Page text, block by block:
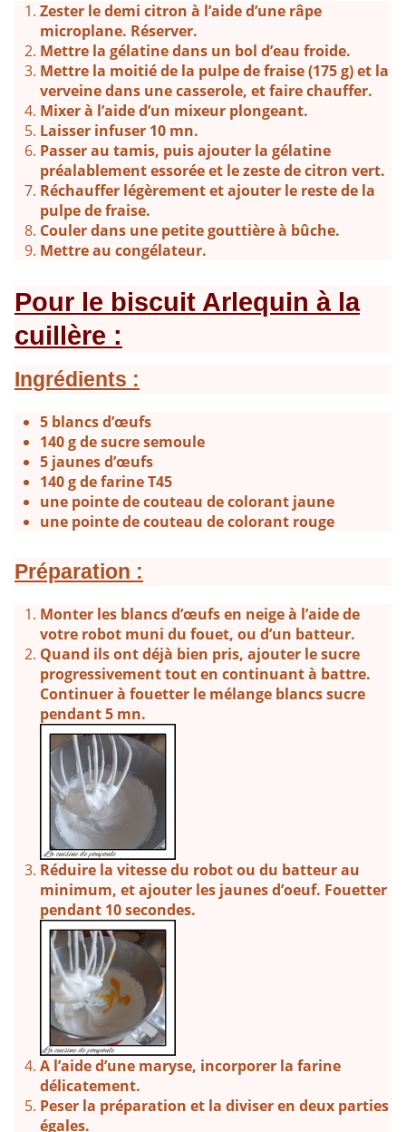
Zester le demi citron à l’aide d’une râpe
microplane. Réserver.
Mettre la gélatine dans un bol d’eau froide.
Mettre la moitié de la pulpe de fraise (175 g) et la
verveine dans une casserole, et faire chauffer.
Mixer à l’aide d’un mixeur plongeant.
Laisser infuser 10 mn.
Passer au tamis, puis ajouter la gélatine
préalablement essorée et le zeste de citron vert.
Réchauffer légèrement et ajouter le reste de la
pulpe de fraise.
Couler dans une petite gouttière à bûche.
Mettre au congélateur.
Pour le biscuit Arlequin à la
cuillère :
Ingrédients :
5 blancs d’œufs
140 g de sucre semoule
5 jaunes d’œufs
140 g de farine T45
une pointe de couteau de colorant jaune
une pointe de couteau de colorant rouge
Préparation :
Monter les blancs d’œufs en neige à l’aide de
votre robot muni du fouet, ou d’un batteur.
Quand ils ont déjà bien pris, ajouter le sucre
progressivement tout en continuant à battre.
Continuer à fouetter le mélange blancs sucre
pendant 5 mn.
Réduire la vitesse du robot ou du batteur au
minimum, et ajouter les jaunes d’oeuf. Fouetter
pendant 10 secondes.
A l’aide d’une maryse, incorporer la farine
délicatement.
Peser la préparation et la diviser en deux parties
égales.